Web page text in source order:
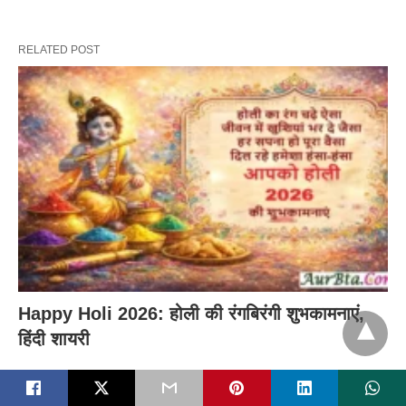
RELATED POST
Happy Holi 2026: होली की रंगबिरंगी शुभकामनाएं,
हिंदी शायरी